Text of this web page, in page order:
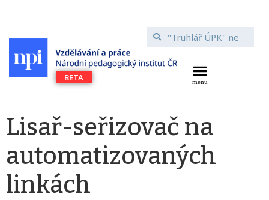
Lisař-seřizovač na
automatizovaných
linkách